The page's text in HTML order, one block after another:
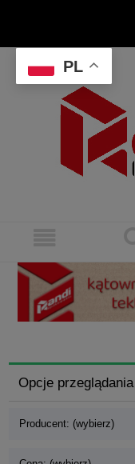
Opcje przeglądania
Producent: (wybierz)
PL